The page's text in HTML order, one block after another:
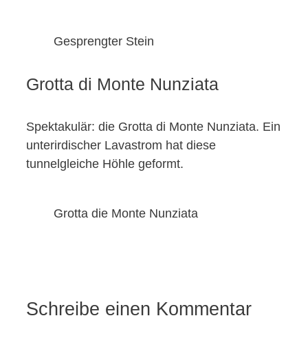
Gesprengter Stein
Grotta di Monte Nunziata
Spektakulär: die Grotta di Monte Nunziata. Ein
unterirdischer Lavastrom hat diese
tunnelgleiche Höhle geformt.
Grotta die Monte Nunziata
Schreibe einen Kommentar